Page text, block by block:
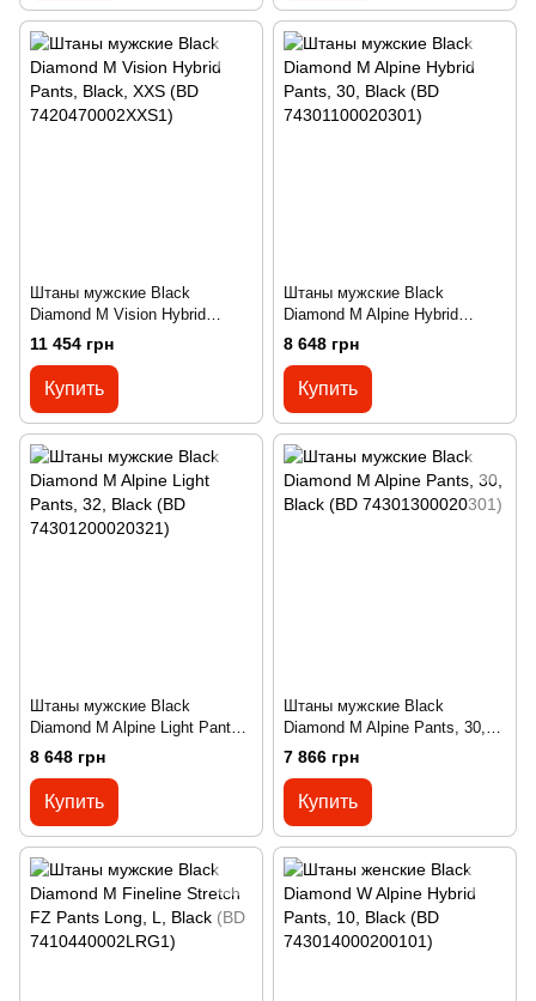
Штаны мужские Black
Diamond M Vision Hybrid
Pants, Black, XXS (BD
7420470002XXS1)
11 454 грн
Купить
Штаны мужские Black
Diamond M Alpine Hybrid
Pants, 30, Black (BD
74301100020301)
8 648 грн
Купить
Штаны мужские Black
Diamond M Alpine Light Pants,
32, Black (BD
74301200020321)
8 648 грн
Купить
Штаны мужские Black
Diamond M Alpine Pants, 30,
Black (BD 74301300020301)
7 866 грн
Купить